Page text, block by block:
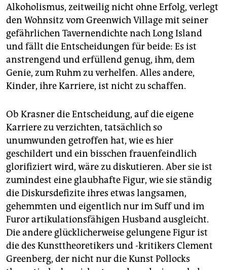
Alkoholismus, zeitweilig nicht ohne Erfolg, verlegt
den Wohnsitz vom Greenwich Village mit seiner
gefährlichen Tavernendichte nach Long Island
und fällt die Entscheidungen für beide: Es ist
anstrengend und erfüllend genug, ihm, dem
Genie, zum Ruhm zu verhelfen. Alles andere,
Kinder, ihre Karriere, ist nicht zu schaffen.
Ob Krasner die Entscheidung, auf die eigene
Karriere zu verzichten, tatsächlich so
unumwunden getroffen hat, wie es hier
geschildert und ein bisschen frauenfeindlich
glorifiziert wird, wäre zu diskutieren. Aber sie ist
zumindest eine glaubhafte Figur, wie sie ständig
die Diskursdefizite ihres etwas langsamen,
gehemmten und eigentlich nur im Suff und im
Furor artikulationsfähigen Husband ausgleicht.
Die andere glücklicherweise gelungene Figur ist
die des Kunsttheoretikers und -kritikers Clement
Greenberg, der nicht nur die Kunst Pollocks